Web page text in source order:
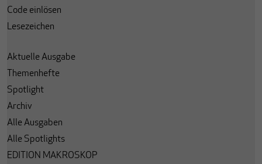
Code einlösen
Lesezeichen
Aktuelle Ausgabe
Themenhefte
Spotlight
Archiv
Alle Ausgaben
Alle Spotlights
EDITION MAKROSKOP